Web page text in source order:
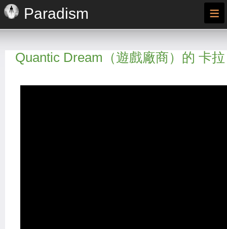
Paradism ≡
Quantic Dream（遊戲廠商）的 卡